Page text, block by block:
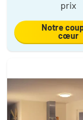
prix
Notre
cœur